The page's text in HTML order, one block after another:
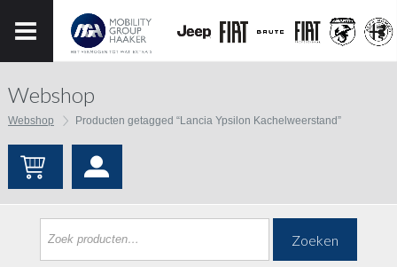
Webshop
Webshop Producten getagged “Lancia Ypsilon Kachelweerstand”
Zoeken